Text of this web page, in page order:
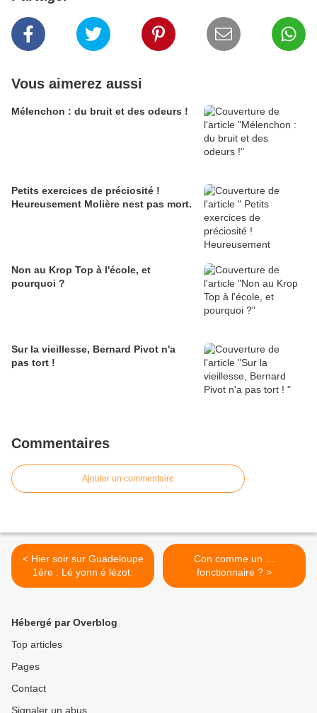
Vous aimerez aussi
Mélenchon : du bruit et des odeurs !
Petits exercices de préciosité !
Heureusement Molière nest pas mort.
Non au Krop Top à l'école, et
pourquoi ?
Sur la vieillesse, Bernard Pivot n'a
pas tort !
Commentaires
Ajouter un commentaire
< Hier soir sur Guadeloupe
1ère : Lé yonn é lézot.
Con comme un …
fonctionnaire ? >
Hébergé par Overblog
Top articles
Pages
Contact
Signaler un abus